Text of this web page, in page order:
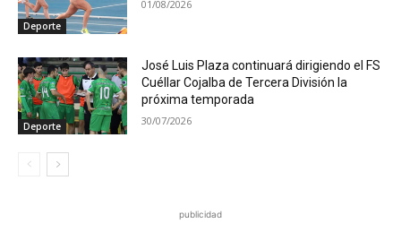
Deporte
01/08/2026
Deporte
José Luis Plaza continuará dirigiendo el FS
Cuéllar Cojalba de Tercera División la
próxima temporada
30/07/2026
publicidad